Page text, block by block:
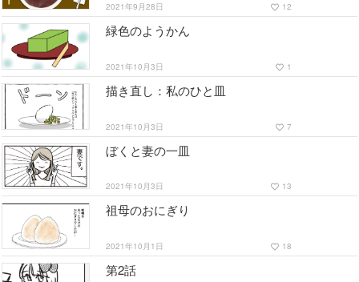
2021年9月28日 favorite_border 12
緑色のようかん
2021年10月3日 favorite_border 1
描き直し：私のひと皿
2021年10月3日 favorite_border 7
ぼくと妻の一皿
2021年10月3日 favorite_border 13
祖母のおにぎり
2021年10月1日 favorite_border 18
第2話